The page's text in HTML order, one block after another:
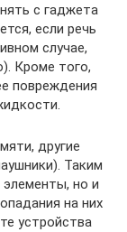
с гаджета
если речь
случае,
Кроме того,
повреждения
другие
Таким
но и
на них
устройства